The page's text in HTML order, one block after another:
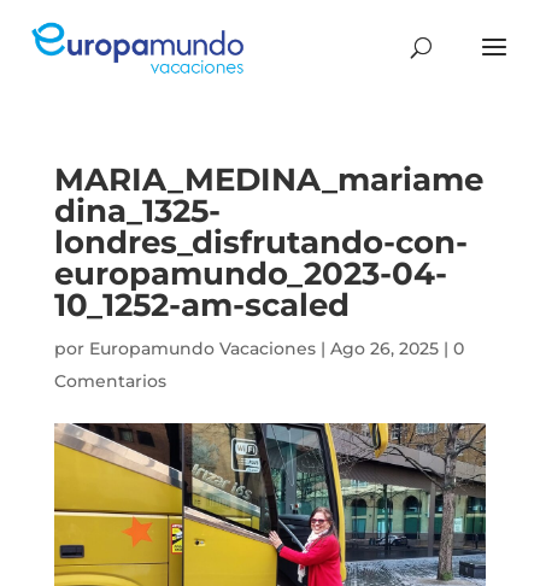
MARIA_MEDINA_mariame
dina_1325-
londres_disfrutando-con-
europamundo_2023-04-
10_1252-am-scaled
por Europamundo Vacaciones| Ago 26, 2025| 0
Comentarios